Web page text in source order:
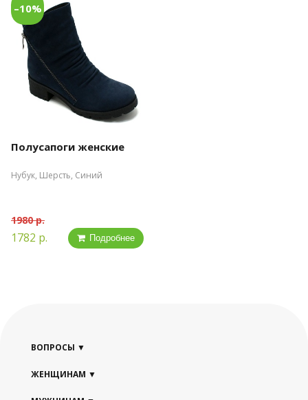
–10%
Полусапоги женские
Нубук, Шерсть, Синий
1980 р.
1782 р. Подробнее
ВОПРОСЫ
ЖЕНЩИНАМ